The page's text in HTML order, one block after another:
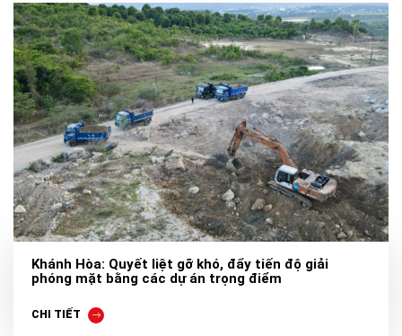
Khánh Hòa: Quyết liệt gỡ khó, đẩy tiến độ giải
phóng mặt bằng các dự án trọng điểm
CHI TIẾT